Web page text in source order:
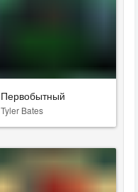
Первобытный
Tyler Bates